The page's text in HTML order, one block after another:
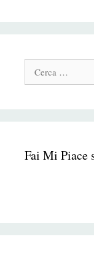
Cerca:
Fai Mi Piace